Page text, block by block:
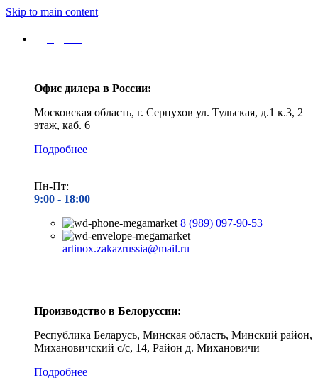
Skip to main content
Офис дилера в России:
Московская область, г. Серпухов ул. Тульская, д.1 к.3, 2
этаж, каб. 6
Подробнее
Пн-Пт:
9:00 - 18:00
8 (989) 097-90-53
artinox.zakazrussia@mail.ru
Производство в Белоруссии:
Республика Беларусь, Минская область, Минский район,
Михановичский с/с, 14, Район д. Михановичи
Подробнее